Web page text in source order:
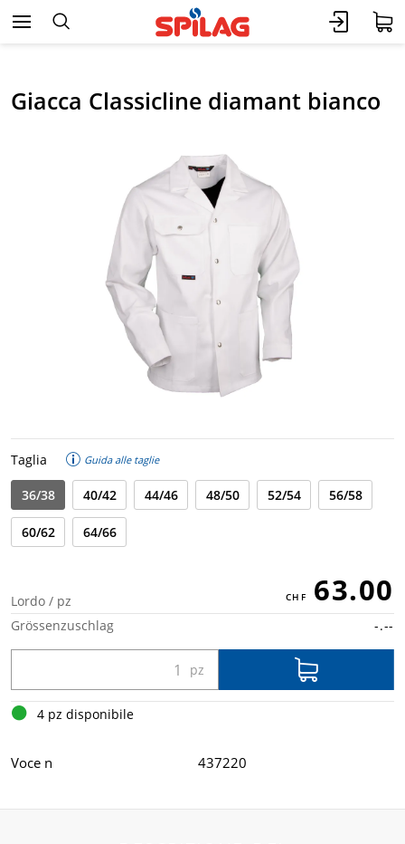
Giacca Classicline diamant bianco
Taglia Guida alle taglie
36/38 40/42 44/46 48/50 52/54 56/58
60/62 64/66
Lordo / pz 63.00
Grössenzuschlag -.--
4 pz disponibile
Voce n 437220